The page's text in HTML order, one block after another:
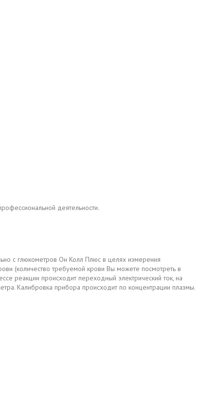
деятельности.
с глюкометров Он Колл Плюс в целях измерения
(количество требуемой крови Вы можете посмотреть в
реакции происходит переходный электрический ток, на
Калибровка прибора происходит по концентрации плазмы.